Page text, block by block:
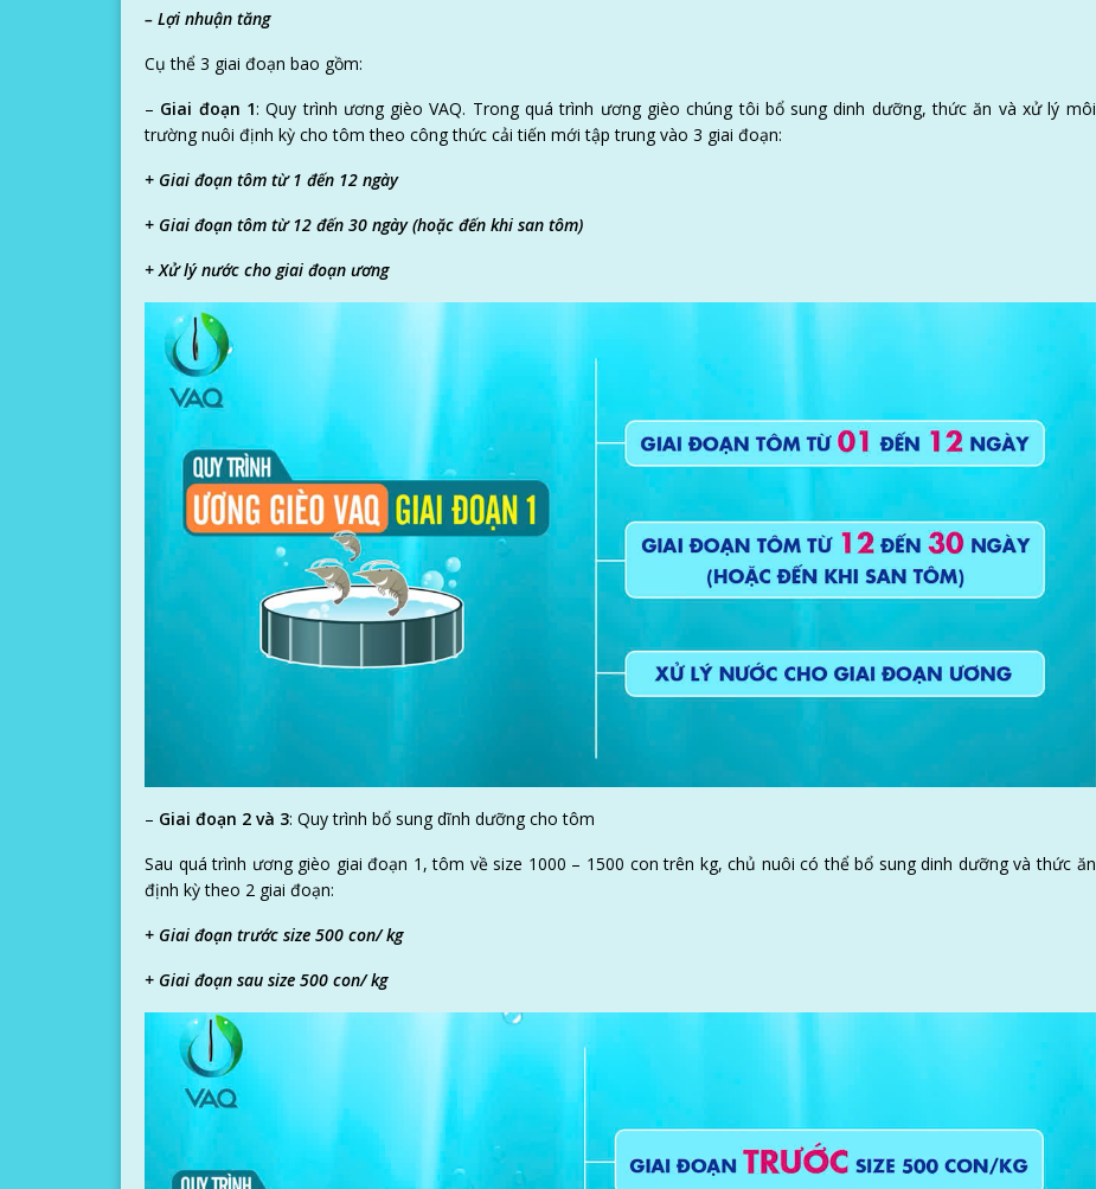
– Lợi nhuận tăng
Cụ thể 3 giai đoạn bao gồm:
– Giai đoạn 1: Quy trình ương gièo VAQ. Trong quá trình ương gièo chúng tôi bổ sung dinh dưỡng, thức ăn và xử lý môi
trường nuôi định kỳ cho tôm theo công thức cải tiến mới tập trung vào 3 giai đoạn:
+ Giai đoạn tôm từ 1 đến 12 ngày
+ Giai đoạn tôm từ 12 đến 30 ngày (hoặc đến khi san tôm)
+ Xử lý nước cho giai đoạn ương
– Giai đoạn 2 và 3: Quy trình bổ sung dĩnh dưỡng cho tôm
Sau quá trình ương gièo giai đoạn 1, tôm về size 1000 – 1500 con trên kg, chủ nuôi có thể bổ sung dinh dưỡng và thức ăn
định kỳ theo 2 giai đoạn:
+ Giai đoạn trước size 500 con/ kg
+ Giai đoạn sau size 500 con/ kg